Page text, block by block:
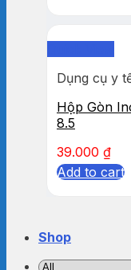
Dụng cụ y
Hộp Gòn
8.5
39.000 ₫
Add to cart
Shop